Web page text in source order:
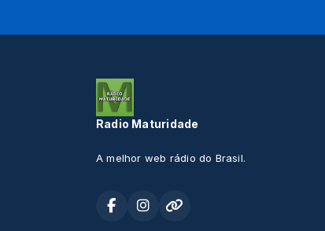
Radio Maturidade
A melhor web rádio do Brasil.